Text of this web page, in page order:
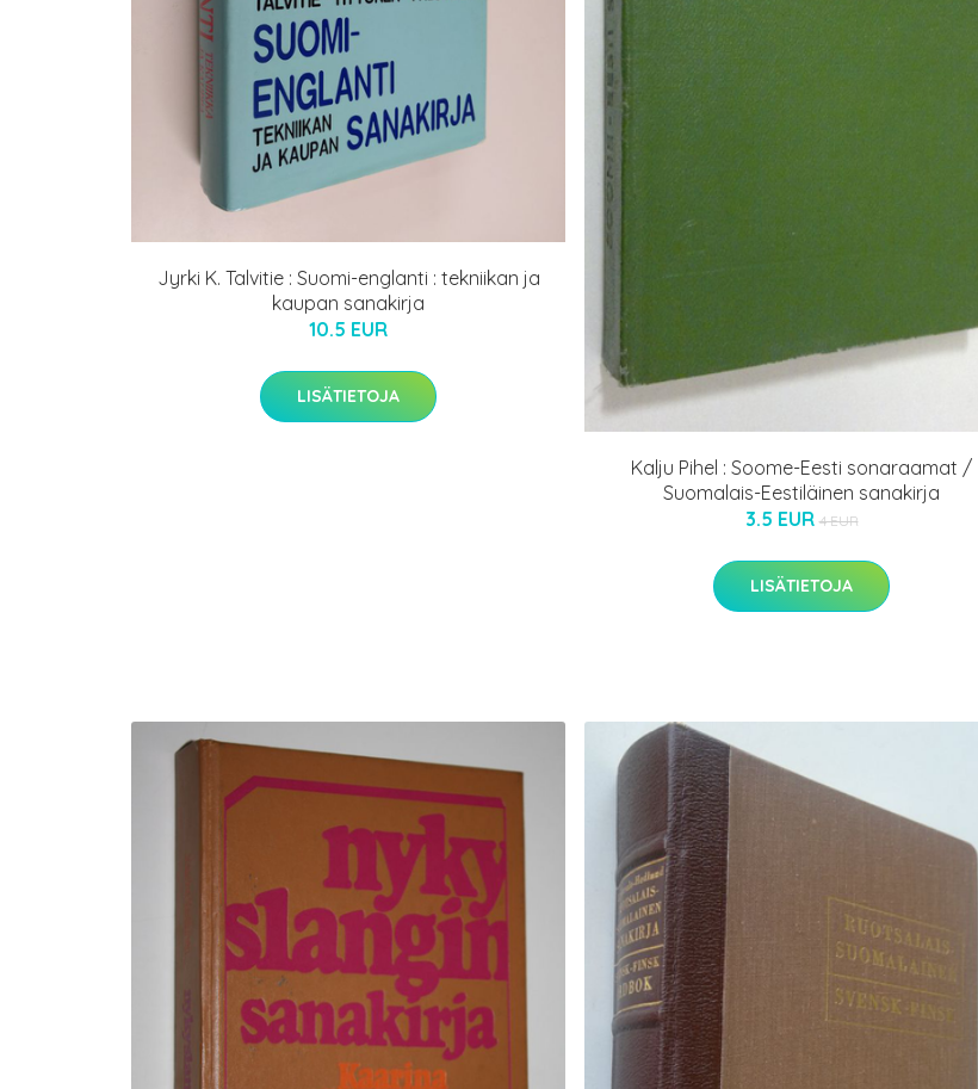
Jyrki K. Talvitie : Suomi-englanti : tekniikan ja
kaupan sanakirja
10.5 EUR
LISÄTIETOJA
Kalju Pihel : Soome-Eesti sonaraamat /
Suomalais-Eestiläinen sanakirja
3.5 EUR 4 EUR
LISÄTIETOJA